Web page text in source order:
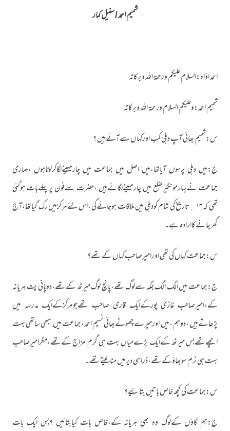
شمیم احمد / سنیل کمار
احمد اوّاہ:السلام علیکم ورحمۃ اللہ وبرکاتہ
شمیم احمد:وعلیکم السلام ورحمۃ اللہ وبرکاتہ
س:شمیم بھائی آپ دہلی کب اورکہاں سےآئےہیں ؟
ج:میں دہلی پرسوں آیاتھا،میں اصل میں جماعت میں چارمہینےلگاکرلوٹاہوں ،ہماری
جماعت نےبہارمونگیرضلع میں چارمہینےلگائےہیں ،حضرت سےفون پرپہلےبات ہوگئی
تھی کہ ۱۳ ؍تاریخ کی شام کودہلی میں ملاقات ہوجائےگی ،اس لئےمرکزمیں رک گیاتھا،آج
گھرجانےکاارادہ ہے۔
س:جماعت کہاں کی تھی اورامیرصاحب کہاں کےتھے؟
ج:جماعت میں الگ الگ جگہ سےلوگ تھے،پانچ لوگ میرٹھ کےتھے،دوپانی پت ہریانہ
کے،امیرصاحب غازی پورکےایک قاری صاحب تھےجومرکزکےایک مدرسہ میں
پڑھاتےہیں ،دوہم ،میں اورمیرےچھوٹےبھائی نسیم احمد،جماعت میں سبھی ساتھی بہت
اچھےتھےبس میرٹھ کےایک بڑےمیاں بہت ہی گرم مزاج کےتھے،مگرامیرصاحب
بہت ہی نرم سوبھاؤکےتھے،ذراسی دیرمیں منالیتےتھے۔
س:جماعت کی کچھ خاص باتیں بتائیے؟
ج:ہم گاؤں کےلوگ وہ بھی ہریانہ کے،خاص بات کیابتائیں ؟بس ایک بات